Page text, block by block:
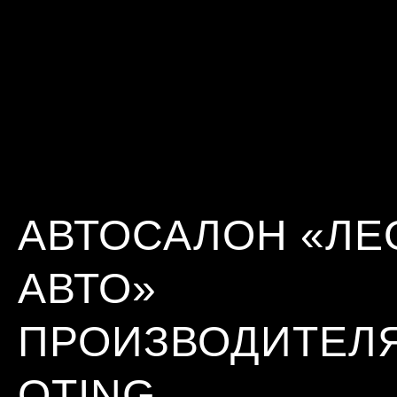
АВТОСАЛОН
АВТО»